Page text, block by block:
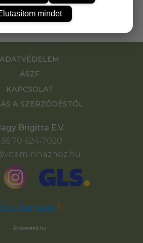
ADATVÉDELEM
ÁSZF
KAPCSOLAT
A SZERZŐDÉSTŐL
Brigitta E.V.
70 624-7020
Árukereső.hu
mindet